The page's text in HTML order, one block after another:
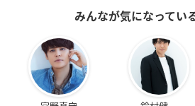
みんなが気になってい